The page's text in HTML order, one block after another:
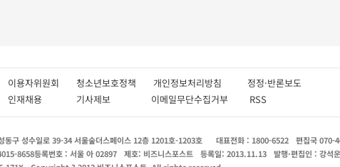
이용자위원회 청소년보호정책 개인정보처리방침 정정·반론보도
인재채용 기사제보 이메일무단수집거부 RSS
동구 성수일로 39-34 서울숲더스페이스 12층 1201호-1203호 대표전화 : 1800-6522
편집국 070-
8658등록번호 : 서울 아 02897 제호: 비즈니스포스트 등록일: 2013.11.13
발행·편집인 : 강석운